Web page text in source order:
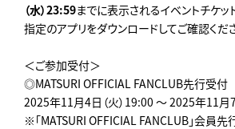
（水）23:59までに表示されるイベントチケット
指定のアプリをダウンロードしてご確認くだ
＜ご参加受付＞
◎MATSURI OFFICIAL FANCLUB先行受付
2025年11月4日（火）19:00 ～ 2025年11月7
※「MATSURI OFFICIAL FANCLUB」会員先